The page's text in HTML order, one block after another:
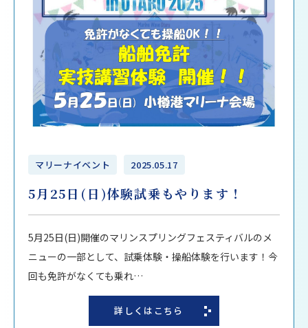
マリーナイベント 2025.05.17
5月25日(日)体験試乗もやります！
5月25日(日)開催のマリンスプリングフェスティバルのメ
ニューの一部として、試乗体験・操船体験を行います！今
回も免許がなくても乗れ…
詳しくはこちら